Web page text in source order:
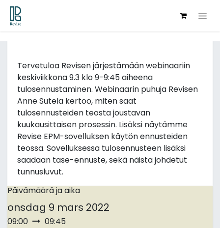
Hoppa till innehåll
Tervetuloa Revisen järjestämään webinaariin
keskiviikkona 9.3 klo 9-9:45 aiheena
tulosennustaminen. Webinaarin puhuja Revisen
Anne Sutela kertoo, miten saat
tulosennusteiden teosta joustavan
kuukausittaisen prosessin. Lisäksi näytämme
Revise EPM-sovelluksen käytön ennusteiden
teossa. Sovelluksessa tulosennusteen lisäksi
saadaan tase-ennuste, sekä näistä johdetut
tunnusluvut.
Päivämäärä ja aika
onsdag 9 mars 2022
09:00 09:45